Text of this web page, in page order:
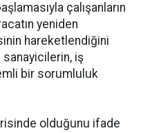
çalışanların
yeniden
hareketlendiğini
iş
bir sorumluluk
olduğunu ifade